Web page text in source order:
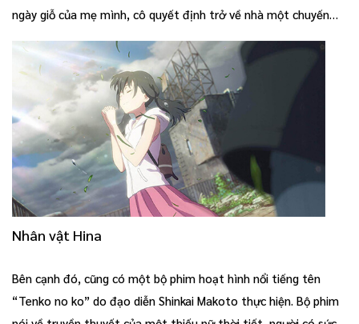
ngày giỗ của mẹ mình, cô quyết định trở về nhà một chuyến…
Nhân vật Hina
Bên cạnh đó, cũng có một bộ phim hoạt hình nổi tiếng tên
“Tenko no ko” do đạo diễn Shinkai Makoto thực hiện. Bộ phim